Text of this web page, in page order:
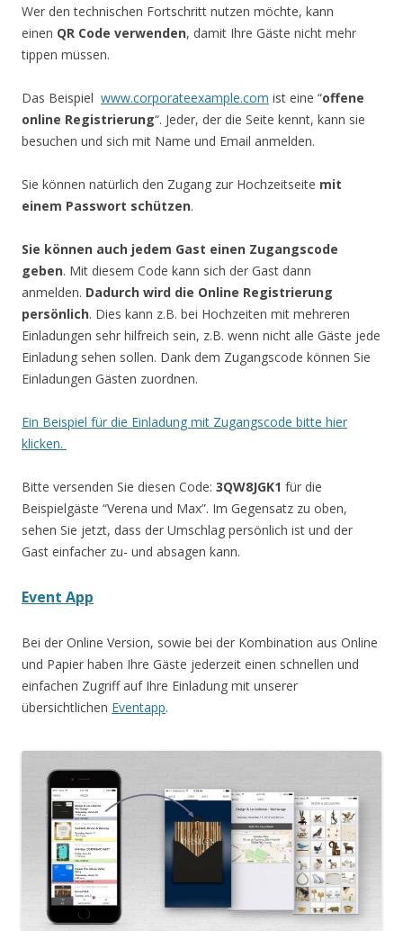
Wer den technischen Fortschritt nutzen möchte, kann
einen QR Code verwenden, damit Ihre Gäste nicht mehr
tippen müssen.
Das Beispiel www.corporateexample.com ist eine “offene
online Registrierung“. Jeder, der die Seite kennt, kann sie
besuchen und sich mit Name und Email anmelden.
Sie können natürlich den Zugang zur Hochzeitseite mit
einem Passwort schützen.
Sie können auch jedem Gast einen Zugangscode
geben. Mit diesem Code kann sich der Gast dann
anmelden. Dadurch wird die Online Registrierung
persönlich. Dies kann z.B. bei Hochzeiten mit mehreren
Einladungen sehr hilfreich sein, z.B. wenn nicht alle Gäste jede
Einladung sehen sollen. Dank dem Zugangscode können Sie
Einladungen Gästen zuordnen.
Ein Beispiel für die Einladung mit Zugangscode bitte hier
klicken.
Bitte versenden Sie diesen Code: 3QW8JGK1 für die
Beispielgäste “Verena und Max”. Im Gegensatz zu oben,
sehen Sie jetzt, dass der Umschlag persönlich ist und der
Gast einfacher zu- und absagen kann.
Event App
Bei der Online Version, sowie bei der Kombination aus Online
und Papier haben Ihre Gäste jederzeit einen schnellen und
einfachen Zugriff auf Ihre Einladung mit unserer
übersichtlichen Eventapp.